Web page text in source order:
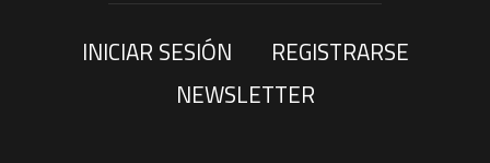
INICIAR SESIÓN
REGISTRARSE
NEWSLETTER